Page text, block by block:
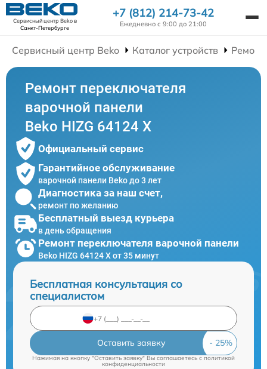
Сервисный центр Bekoв
Санкт-Петербурге
+7 (812) 214-73-42
Ежедневно с 9:00 до 21:00
Сервисный центр Beko Каталог устройств
Ремонт переключателя
варочной панели
Beko HIZG 64124 X
Официальный сервис
Гарантийное обслуживание
варочной панели Beko до 3 лет
Диагностика за наш счет,
ремонт по желанию
Бесплатный выезд курьера
в день обращения
Ремонт переключателя варочной панели
Beko HIZG 64124 X от 35 минут
Бесплатная консультация со
специалистом
Оставить заявку
Нажимая на кнопку "Оставить заявку" Вы соглашаетесь c политикой
конфиденциальности